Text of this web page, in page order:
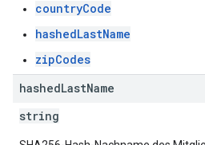
countryCode
hashedLastName
zipCodes
hashedLastName
string